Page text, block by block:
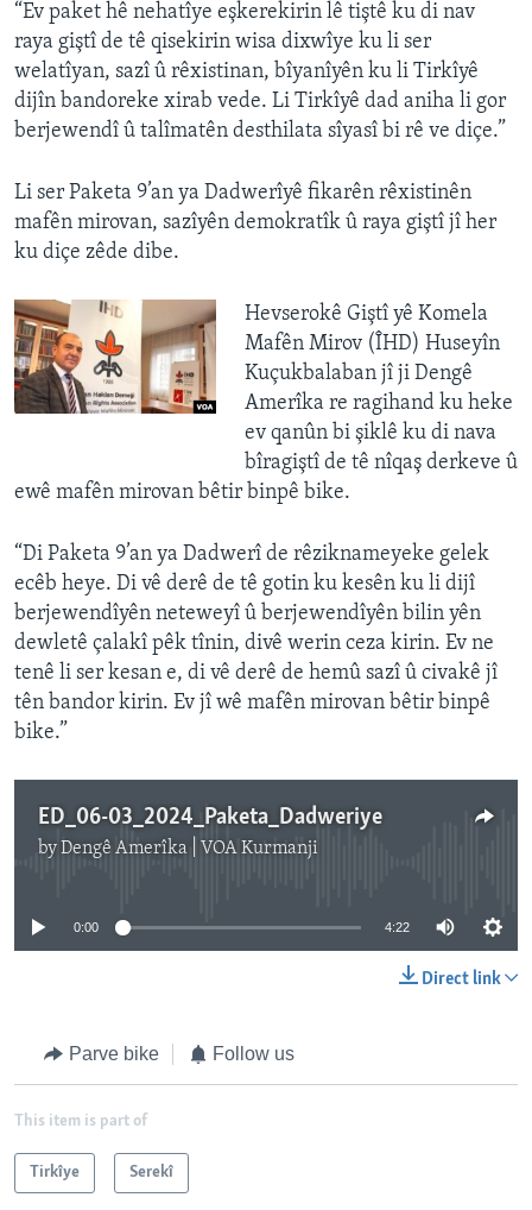
“Ev paket hê nehatîye eşkerekirin lê tiştê ku di nav
raya giştî de tê qisekirin wisa dixwîye ku li ser
welatîyan, sazî û rêxistinan, bîyanîyên ku li Tirkîyê
dijîn bandoreke xirab vede. Li Tirkîyê dad aniha li gor
berjewendî û talîmatên desthilata sîyasî bi rê ve diçe.”
Li ser Paketa 9’an ya Dadwerîyê fikarên rêxistinên
mafên mirovan, sazîyên demokratîk û raya giştî jî her
ku diçe zêde dibe.
Hevserokê Giştî yê Komela
Mafên Mirov (ÎHD) Huseyîn
Kuçukbalaban jî ji Dengê
Amerîka re ragihand ku heke
ev qanûn bi şiklê ku di nava
bîragiştî de tê nîqaş derkeve û
ewê mafên mirovan bêtir binpê bike.
“Di Paketa 9’an ya Dadwerî de rêziknameyeke gelek
ecêb heye. Di vê derê de tê gotin ku kesên ku li dijî
berjewendîyên neteweyî û berjewendîyên bilin yên
dewletê çalakî pêk tînin, divê werin ceza kirin. Ev ne
tenê li ser kesan e, di vê derê de hemû sazî û civakê jî
tên bandor kirin. Ev jî wê mafên mirovan bêtir binpê
bike.”
ED_06-03_2024_Paketa_Dadweriye
byDengê Amerîka | VOA Kurmanji
No media source currently available
0:00 4:22
Direct link
Parve bike Follow us
This item is part of
Tirkîye Serekî